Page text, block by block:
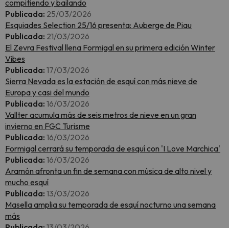
compitiendo y bailando
Publicada: 25/03/2026
Esquiades Selection 25/16 presenta: Auberge de Piau
Publicada: 21/03/2026
El Zevra Festival llena Formigal en su primera edición Winter
Vibes
Publicada: 17/03/2026
Sierra Nevada es la estación de esquí con más nieve de
Europa y casi del mundo
Publicada: 16/03/2026
Vallter acumula más de seis metros de nieve en un gran
invierno en FGC Turisme
Publicada: 16/03/2026
Formigal cerrará su temporada de esquí con 'I Love Marchica'
Publicada: 16/03/2026
Aramón afronta un fin de semana con música de alto nivel y
mucho esquí
Publicada: 13/03/2026
Masella amplia su temporada de esquí nocturno una semana
más